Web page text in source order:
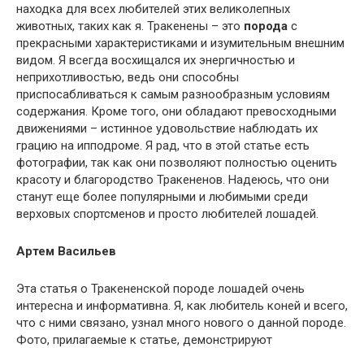
находка для всех любителей этих великолепных
животных, таких как я. Тракенены – это порода с
прекрасными характеристиками и изумительным внешним
видом. Я всегда восхищался их энергичностью и
неприхотливостью, ведь они способны
приспосабливаться к самым разнообразным условиям
содержания. Кроме того, они обладают превосходными
движениями – истинное удовольствие наблюдать их
грацию на ипподроме. Я рад, что в этой статье есть
фотографии, так как они позволяют полностью оценить
красоту и благородство Тракененов. Надеюсь, что они
станут еще более популярными и любимыми среди
верховых спортсменов и просто любителей лошадей.
Артем Васильев
Эта статья о Тракененской породе лошадей очень
интересна и информативна. Я, как любитель коней и всего,
что с ними связано, узнал много нового о данной породе.
Фото, прилагаемые к статье, демонстрируют